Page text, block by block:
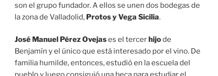
son el grupo fundador. A ellos se unen dos bodegas de
la zona de Valladolid, Protos y Vega Sicilia.
José Manuel Pérez Ovejases el tercerhijode
Benjamín y el único que está interesado por el vino. De
familia humilde, entonces, estudió en la escuela del